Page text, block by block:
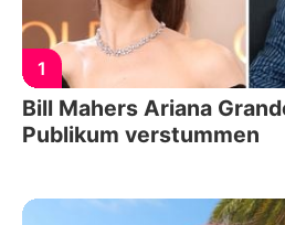
1
Bill Mahers Ariana
Publikum verstummen